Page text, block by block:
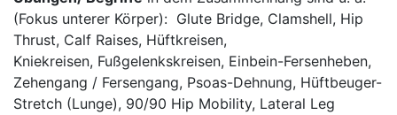
(Fokus unterer Körper): Glute Bridge, Clamshell, Hip
Thrust, Calf Raises, Hüftkreisen,
Kniekreisen, Fußgelenkskreisen, Einbein-Fersenheben,
Zehengang / Fersengang, Psoas-Dehnung, Hüftbeuger-
Stretch (Lunge), 90/90 Hip Mobility, Lateral Leg